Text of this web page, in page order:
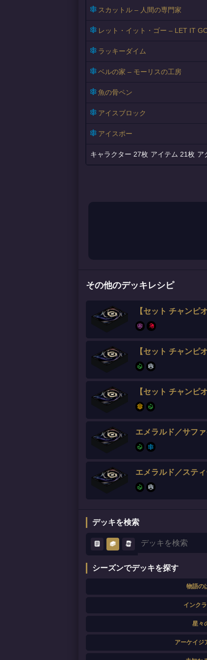
スカットル – 人間の専門家
レット・イット・ゴー – LET IT
ラッキーダイム
ベルの家 – モーリスの工房
魚の骨ペン
アイスブロック
アイスポー
27枚 21枚
その他のデッキレシピ
【セット チャンピ
【セット チャンピ
【セット チャンピ
エメラルド／サフ
エメラルド／ステ
デッキを検索
シーズンでデッキを探す
物語の
インク
星々
アーケイジ